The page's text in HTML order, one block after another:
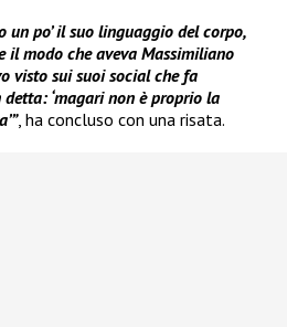
un po’ il suo linguaggio del corpo,
il modo che aveva Massimiliano
visto sui suoi social che fa
‘magari non è proprio la
, ha concluso con una risata.